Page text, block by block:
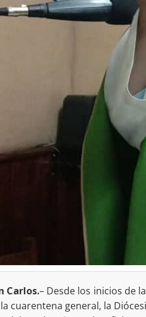
Carlos.– Desde los inicios de
cuarentena general, la